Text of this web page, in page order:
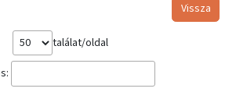
Vissza
találat/oldal